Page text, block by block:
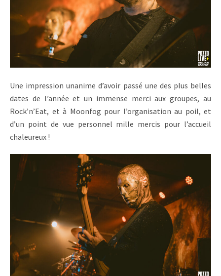
Une impression unanime d’avoir passé une des plus belles
dates de l’année et un immense merci aux groupes, au
Rock’n’Eat, et à Moonfog pour l’organisation au poil, et
d’un point de vue personnel mille mercis pour l’accueil
chaleureux !